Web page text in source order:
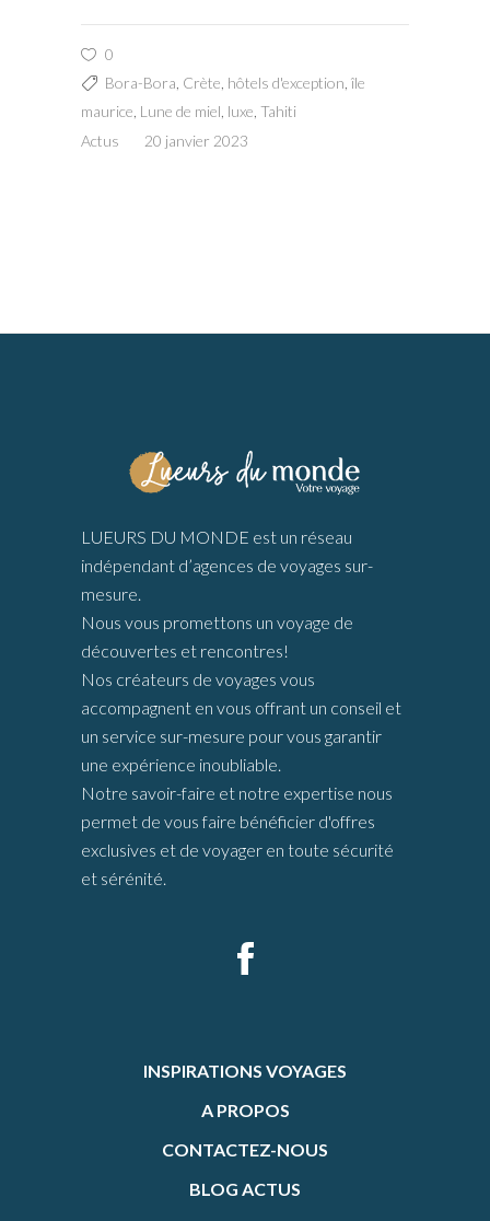
0
Bora-Bora Crète hôtels d'exception île
maurice Lune de miel luxe Tahiti
Actus
20 janvier 2023
LUEURS DU MONDE est un réseau
indépendant d’agences de voyages sur-
mesure.
Nous vous promettons un voyage de
découvertes et rencontres!
Nos créateurs de voyages vous
accompagnent en vous offrant un conseil et
un service sur-mesure pour vous garantir
une expérience inoubliable.
Notre savoir-faire et notre expertise nous
permet de vous faire bénéficier d'offres
exclusives et de voyager en toute sécurité
et sérénité.
INSPIRATIONS VOYAGES
A PROPOS
CONTACTEZ-NOUS
BLOG ACTUS